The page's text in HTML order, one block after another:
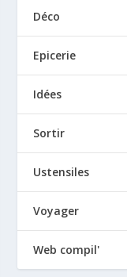
Déco
Epicerie
Idées
Sortir
Ustensiles
Voyager
Web compil'